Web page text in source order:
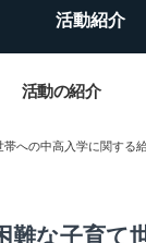
活動紹介
活動の紹介
への中高入学に関する
難な子育て